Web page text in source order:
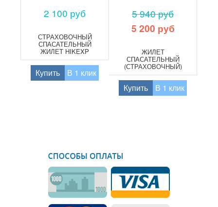
2 100 руб
СТРАХОВОЧНЫЙ
СПАСАТЕЛЬНЫЙ
ЖИЛЕТ HIKEXP
LIGHT
Купить В 1 клик
5 940 руб
5 200 руб
ЖИЛЕТ
СПАСАТЕЛЬНЫЙ
(СТРАХОВОЧНЫЙ)
HIKEXP STANDART
BLUE
Купить В 1 клик